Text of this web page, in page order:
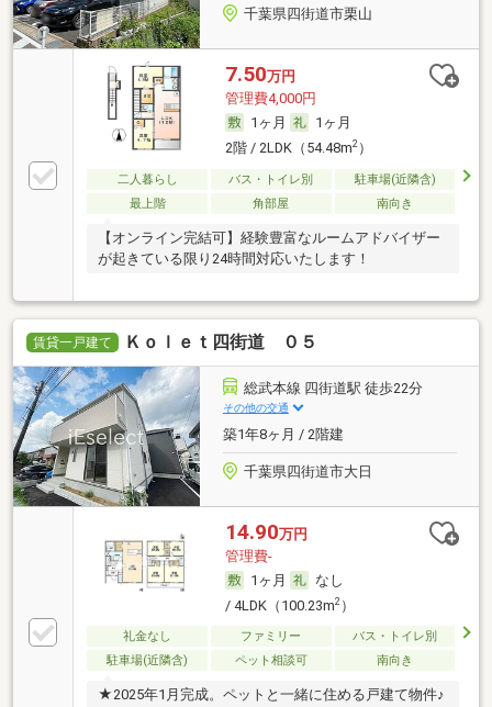
千葉県四街道市栗山
7.50万円
管理費4,000円
1ヶ月
1ヶ月
2階 / 2LDK（54.48m2）
二人暮らし バス・トイレ別
駐車場(近隣含)
最上階
角部屋 南向き
【オンライン完結可】経験豊富なルームアドバイザー
が起きている限り24時間対応いたします！
賃貸一戸建て Ｋｏｌｅｔ四街道 ０５
総武本線 四街道駅 徒歩22分
その他の交通
築1年8ヶ月 / 2階建
千葉県四街道市大日
14.90万円
管理費-
1ヶ月
なし
/ 4LDK（100.23m2）
礼金なし ファミリー
バス・トイレ別
駐車場(近隣含)
ペット相談可 南向き
★2025年1月完成。ペットと一緒に住める戸建て物件♪